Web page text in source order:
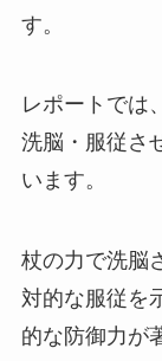
す。
レポートでは
洗脳・服従さ
います。
杖の力で洗脳
対的な服従を
的な防御力が